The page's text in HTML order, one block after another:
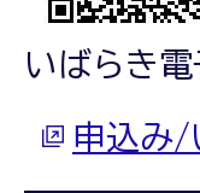
いばらき
申込み/